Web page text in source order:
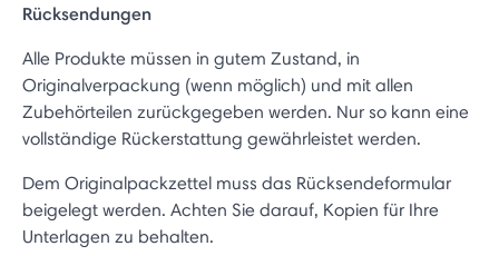
Rücksendungen
Alle Produkte müssen in gutem Zustand, in
Originalverpackung (wenn möglich) und mit allen
Zubehörteilen zurückgegeben werden. Nur so kann eine
vollständige Rückerstattung gewährleistet werden.
Dem Originalpackzettel muss das Rücksendeformular
beigelegt werden. Achten Sie darauf, Kopien für Ihre
Unterlagen zu behalten.